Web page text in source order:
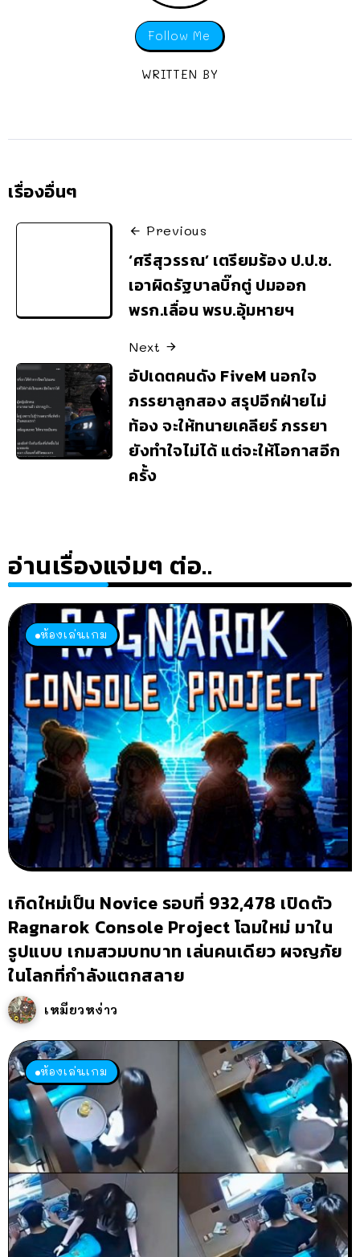
Follow Me
WRITTEN BY
เรื่องอื่นๆ
Previous
‘ศรีสุวรรณ’ เตรียมร้อง ป.ป.ช.
เอาผิดรัฐบาลบิ๊กตู่ ปมออก
พรก.เลื่อน พรบ.อุ้มหายฯ
Next
อัปเดตคนดัง FiveM นอกใจ
ภรรยาลูกสอง สรุปอีกฝ่ายไม่
ท้อง จะให้ทนายเคลียร์ ภรรยา
ยังทำใจไม่ได้ แต่จะให้โอกาสอีก
ครั้ง
อ่านเรื่องแจ่มๆ ต่อ..
ห้องเล่นเกม
เกิดใหม่เป็น Novice รอบที่ 932,478 เปิดตัว
Ragnarok Console Project โฉมใหม่ มาใน
รูปแบบ เกมสวมบทบาท เล่นคนเดียว ผจญภัย
ในโลกที่กำลังแตกสลาย
เหมียวหง่าว
ห้องเล่นเกม